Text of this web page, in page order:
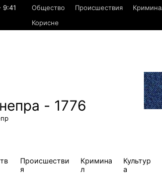
9:41
Общество Происшествия
Корисне
- 1776
Происшестви
я
Кримина
л
Культур
а